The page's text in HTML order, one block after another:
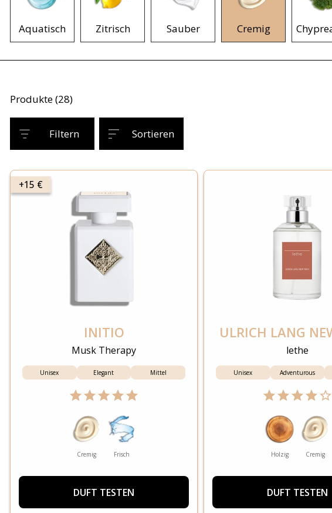
Aquatisch Zitrisch Sauber Cremig
Produkte (28)
Filtern Sortieren
+15 €
INITIO
Musk Therapy
Unisex Elegant Mittel
Cremig Frisch
DUFT TESTEN
ULRICH LANG
lethe
Unisex Adventurous
Holzig Cremig
DUFT TESTEN